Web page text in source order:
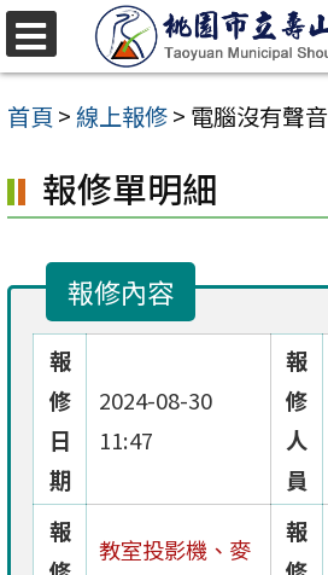
跳
至
主
內
容
首頁 >線上報修> 電腦沒有聲音
報修單明細
報修內容
報
修
日
期
2024-08-30
11:47
報
修
人
員
報
教室投影機、麥
報
選
單